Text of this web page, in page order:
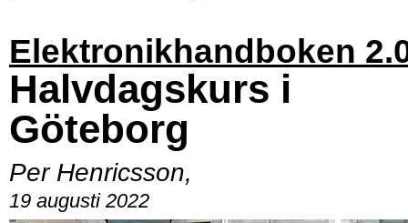
Elektronikhandboken
Halvdagskurs i
Göteborg
Per Henricsson,
19 augusti 2022